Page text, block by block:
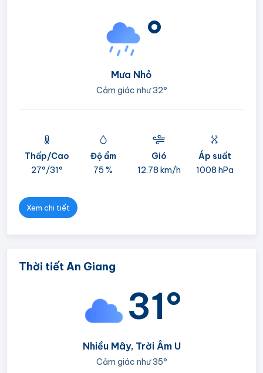
°
Mưa Nhỏ
Cảm giác như32°
Thấp/Cao
27°/31°
Độ ẩm
75 %
Gió
12.78 km/h
Áp suất
1008 hPa
Xem chi tiết
Thời tiết An Giang
31°
Nhiều Mây, Trời Âm U
Cảm giác như35°